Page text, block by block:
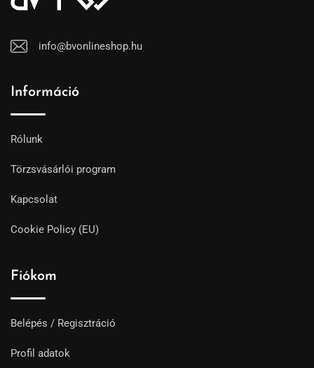
info@bvonlineshop.hu
Információ
Rólunk
Törzsvásárlói program
Kapcsolat
Cookie Policy (EU)
Fiókom
Belépés / Regisztráció
Profil adatok